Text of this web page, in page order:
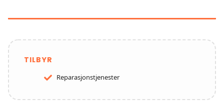
TILBYR
Reparasjonstjenester